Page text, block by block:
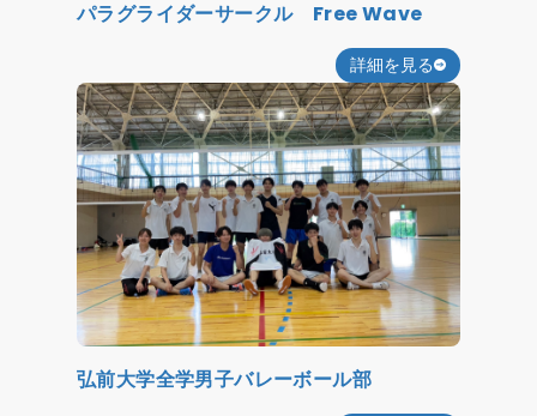
パラグライダーサークル Free Wave
詳細を見る
弘前大学全学男子バレーボール部